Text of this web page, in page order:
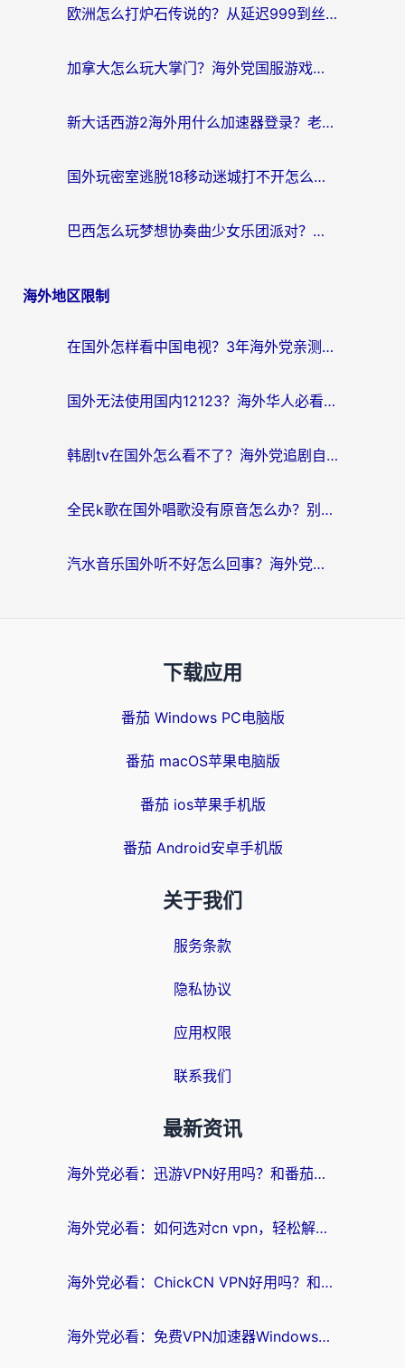
欧洲怎么打炉石传说的？从延迟999到丝滑上分，我找到了靠谱加速器
加拿大怎么玩大掌门？海外党国服游戏加速避坑指南（附实用工具推荐）
新大话西游2海外用什么加速器登录？老玩家亲测有效的国服游戏加速指南
国外玩密室逃脱18移动迷城打不开怎么办？海外玩家亲测有效的解决指南
巴西怎么玩梦想协奏曲少女乐团派对？海外党必看的国服游戏加速全攻略（附波兰天涯明月刀实用技巧）
海外地区限制
在国外怎样看中国电视？3年海外党亲测有效的追剧加速器指南
国外无法使用国内12123？海外华人必看：选对回国加速器，解决迪拜语音+12123访问难题
韩剧tv在国外怎么看不了？海外党追剧自由的终极解决方案来了
全民k歌在国外唱歌没有原音怎么办？别让地域限制毁了你的麦霸时刻
汽水音乐国外听不好怎么回事？海外党亲测有效的回国加速方案来了
下载应用
番茄 Windows PC电脑版
番茄 macOS苹果电脑版
番茄 ios苹果手机版
番茄 Android安卓手机版
关于我们
服务条款
隐私协议
应用权限
联系我们
最新资讯
海外党必看：迅游VPN好用吗？和番茄加速器VPN对比哪个回国效果更好？
海外党必看：如何选对cn vpn，轻松解锁国内影音游戏？
海外党必看：ChickCN VPN好用吗？和星河VPN对比哪个回国效果更好？附真实体验+避坑指南
海外党必看：免费VPN加速器Windows版怎么选？附真实测评与无缝访问国内资源指南